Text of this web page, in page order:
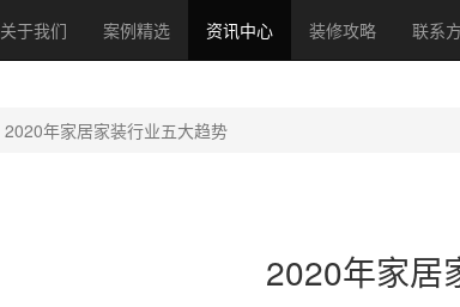
关于我们 案例精选 资讯中心 装修攻略 联系
2020年家居家装行业五大趋势
2020年家居